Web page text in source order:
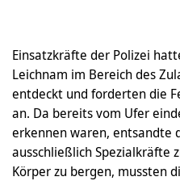
Einsatzkräfte der Polizei
Leichnam im Bereich des
entdeckt und forderten die
an. Da bereits vom Ufer
erkennen waren, entsandte
ausschließlich Spezialkräfte
Körper zu bergen, mussten